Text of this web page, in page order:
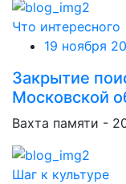
Что интересного
19 ноября
Закрытие
Московской
Вахта памяти -
Шаг к культуре